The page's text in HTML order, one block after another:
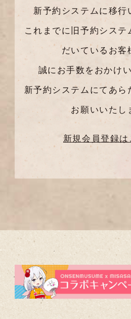
新予約システムに移行
これまでに旧予約システ
だいているお客
誠にお手数をおかけ
新予約システムにてあら
お願いいたし
新規会員登録は